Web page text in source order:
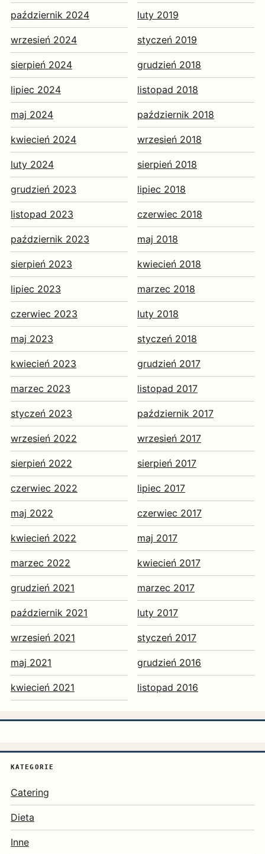
październik 2024
wrzesień 2024
sierpień 2024
lipiec 2024
maj 2024
kwiecień 2024
luty 2024
grudzień 2023
listopad 2023
październik 2023
sierpień 2023
lipiec 2023
czerwiec 2023
maj 2023
kwiecień 2023
marzec 2023
styczeń 2023
wrzesień 2022
sierpień 2022
czerwiec 2022
maj 2022
kwiecień 2022
marzec 2022
grudzień 2021
październik 2021
wrzesień 2021
maj 2021
kwiecień 2021
luty 2019
styczeń 2019
grudzień 2018
listopad 2018
październik 2018
wrzesień 2018
sierpień 2018
lipiec 2018
czerwiec 2018
maj 2018
kwiecień 2018
marzec 2018
luty 2018
styczeń 2018
grudzień 2017
listopad 2017
październik 2017
wrzesień 2017
sierpień 2017
lipiec 2017
czerwiec 2017
maj 2017
kwiecień 2017
marzec 2017
luty 2017
styczeń 2017
grudzień 2016
listopad 2016
KATEGORIE
Catering
Dieta
Inne